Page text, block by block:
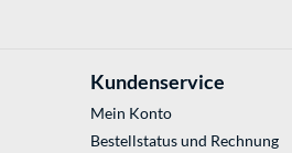
Kundenservice
Mein Konto
Bestellstatus und Rechnung